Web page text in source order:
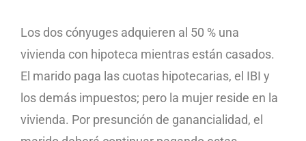
Los dos cónyuges adquieren al 50 % una
vivienda con hipoteca mientras están casados.
El marido paga las cuotas hipotecarias, el IBI y
los demás impuestos; pero la mujer reside en la
vivienda. Por presunción de ganancialidad, el